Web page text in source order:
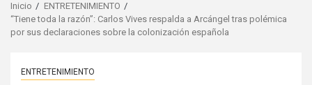
Inicio
ENTRETENIMIENTO
“Tiene toda la razón”: Carlos Vives respalda a Arcángel tras polémica
por sus declaraciones sobre la colonización española
ENTRETENIMIENTO